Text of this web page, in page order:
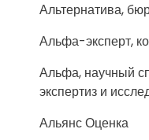
Альтернатива,
Альфа-эксперт,
Альфа, научный
экспертиз и
Альянс Оценка